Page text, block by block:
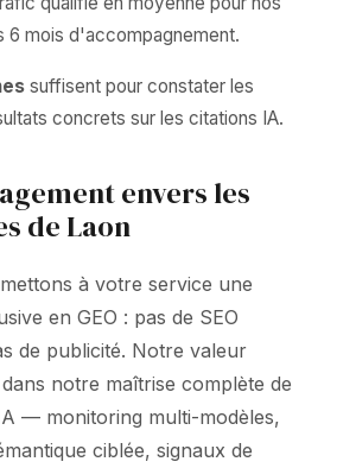
6 mois d'accompagnement.
suffisent pour constater les
concrets sur les citations IA.
envers les
de Laon
à votre service une
en GEO : pas de SEO
de publicité. Notre valeur
notre maîtrise complète de
— monitoring multi-modèles,
ciblée, signaux de